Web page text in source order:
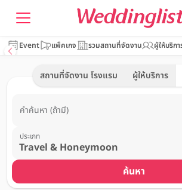
Event แพ็คเกจ รวมสถานที่จัดงาน ผู้ให้บริกา
สถานที่จัดงาน โรงแรม ผู้ให้บริการ
คำค้นหา (ถ้ามี)
ประเภท
ค้นหา